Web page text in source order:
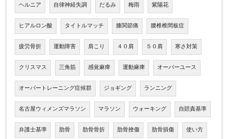
ヘルニア 自律神経失調 だるみ 梅雨 紫陽花
ヒアルロン酸 タイトルマッチ 膝関節痛 腰椎椎間板症
疲労骨折 運動障害 肩こり ４０肩 ５０肩 寒さ対策
クリスマス 三角筋 感覚麻痺 運動麻痺 オーバーユース
オーバートレーニング症候群 ジョギング ランニング
名古屋ウィメンズマラソン マラソン ウォーキング 自賠責基準
弁護士基準 肋骨 肋骨骨折 肋骨挫傷 肋骨損傷 使い方